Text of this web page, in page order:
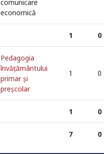
comunicare
economică
1 0
Pedagogia
învăţământului
primar şi
preşcolar
1 0
1 0
7 0
ridicat